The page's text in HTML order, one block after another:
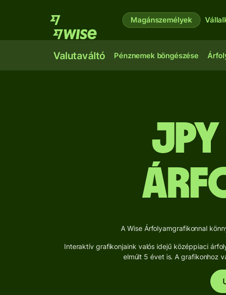
Magánszemélyek
Valutaváltó Pénznemek böngészése
A Wise Árfolyamgrafikonnal
Interaktív grafikonjaink valós idejű középpiaci
elmúlt 5 évet is. A grafikonhoz